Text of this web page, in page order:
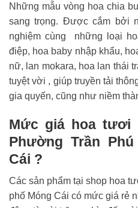
Những mẫu vòng hoa chia
sang trọng. Được cắm bởi
nghiệm cùng những loại
điệp, hoa baby nhập khẩu,
nữ, lan mokara, hoa lan thái
tuyệt vời , giúp truyền tải
gia quyến, cũng như niềm
Mức giá hoa tươi
Phường Trần
Cái ?
Các sản phẩm tại shop hoa
phố Móng Cái có mức giá rẻ